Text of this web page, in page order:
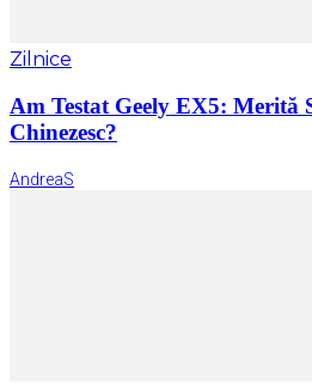
Zilnice
Am Testat Geely EX5: Merită
Chinezesc?
AndreaS